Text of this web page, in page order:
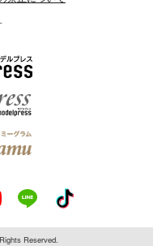
Reserved.